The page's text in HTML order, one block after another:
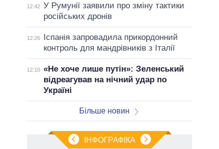
12:42 У Румунії заявили про зміну тактики
російських дронів
12:26
Іспанія запровадила прикордонний
контроль для мандрівників з Італії
12:10 «Не хоче лише путін»: Зеленський
відреагував на нічний удар по
Україні
Більше новин
ІНФОГРАФІКА